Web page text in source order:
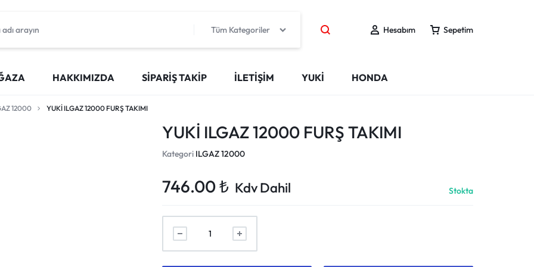
Tüm Kategoriler Hesabım Sepetim
HAKKIMIZDA SIPARIŞ TAKIP İLETIŞIM YUKİ HONDA
12000 YUKİ ILGAZ 12000 FURŞ TAKIMI
YUKİ ILGAZ 12000 FURŞ TAKIMI
Kategori ILGAZ 12000
746.00₺ Kdv Dahil Stokta